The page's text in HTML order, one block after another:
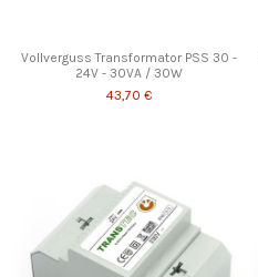
Vollverguss Transformator PSS 30 -
24V - 30VA / 30W
43,70 €